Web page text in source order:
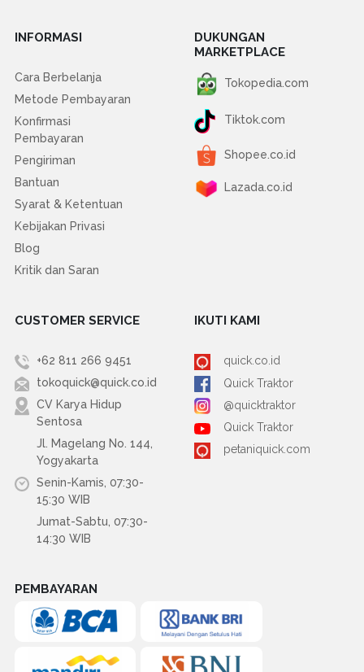
INFORMASI
Cara Berbelanja
Metode Pembayaran
Konfirmasi
Pembayaran
Pengiriman
Bantuan
Syarat & Ketentuan
Kebijakan Privasi
Blog
Kritik dan Saran
DUKUNGAN
MARKETPLACE
Tokopedia.com
Tiktok.com
Shopee.co.id
Lazada.co.id
CUSTOMER SERVICE
+62 811 266 9451
tokoquick@quick.co.id
CV Karya Hidup
Sentosa
Jl. Magelang No. 144,
Yogyakarta
Senin-Kamis, 07:30-
15:30 WIB
Jumat-Sabtu, 07:30-
14:30 WIB
IKUTI KAMI
quick.co.id
Quick Traktor
@quicktraktor
Quick Traktor
petaniquick.com
PEMBAYARAN